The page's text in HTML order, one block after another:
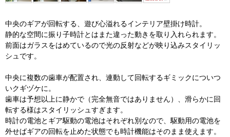
中央のギアが回転する、遊び心溢れるインテリア壁掛け時計。
静的な空間に振り子時計とはまた違った動きを取り入れられます。
前面はガラスをはめているので光の反射などが映り込みスタイリッ
シュです。
中央に複数の歯車が配置され、連動して回転するギミックについつ
いクギヅケに。
歯車は予想以上に静かで（完全無音ではありません）、滑らかに回
転する様はスタイリッシュすぎます。
時計の電池とギア駆動の電池はそれぞれ別なので、駆動用の電池を
外せばギアの回転を止めた状態でも時計機能はそのまま使えます。